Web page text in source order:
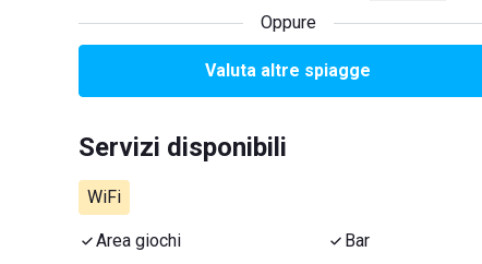
Oppure
Valuta altre spiagge
Servizi disponibili
WiFi
Area giochi Bar